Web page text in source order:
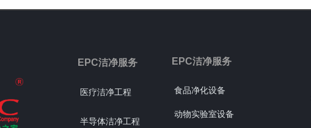
EPC洁净服务
医疗洁净工程
半导体洁净工程
食品净化设备
动物实验室设备
EPC洁净服务